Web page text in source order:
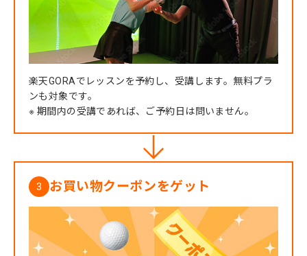
楽天GORAでレッスンを予約し、受講します。無料プラ
ンも対象です。
※ 期間内の受講であれば、ご予約日は問いません。
3 お買い物クーポンをゲット